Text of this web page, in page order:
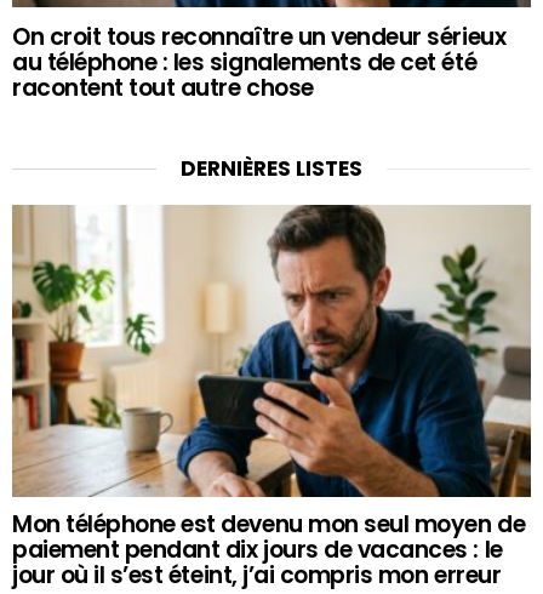
On croit tous reconnaître un vendeur sérieux
au téléphone : les signalements de cet été
racontent tout autre chose
DERNIÈRES LISTES
Mon téléphone est devenu mon seul moyen de
paiement pendant dix jours de vacances : le
jour où il s’est éteint, j’ai compris mon erreur